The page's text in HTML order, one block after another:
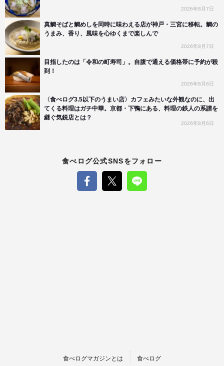
2026年8月7日
真鯛そばと鯛めしを同時に味わえる店が神戸・三宮に移転。鯛の
うまみ、香り、風味を心ゆくまで楽しんで
2026年8月7日
目指したのは「令和の町寿司」。自腹で通える価格帯に予約が殺
到！
2026年8月6日
〈食べログ3.5以下のうまい店〉カフェみたいな外観なのに、出
てくる料理はガチ中華。京都・下鴨にある、料理の鉄人の系譜を
継ぐ気鋭店とは？
2026年8月6日
食べログ公式SNSをフォロー
食べログマガジンとは 食べログ